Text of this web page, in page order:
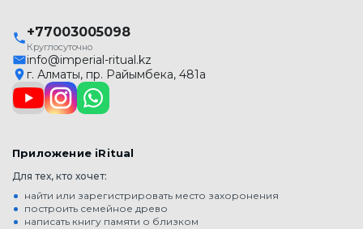
+77003005098
Круглосуточно
info@imperial-ritual.kz
г. Алматы, пр. Райымбека, 481а
Приложение iRitual
Для тех, кто хочет:
найти или зарегистрировать место захоронения
построить семейное древо
написать книгу памяти о близком